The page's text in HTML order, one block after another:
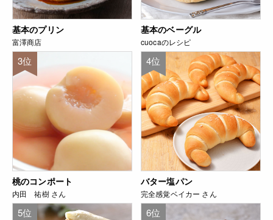
基本のプリン
富澤商店
基本のベーグル
cuocaのレシピ
3位
桃のコンポート
内田 祐樹 さん
4位
バター塩パン
完全感覚ベイカー さん
5位 6位